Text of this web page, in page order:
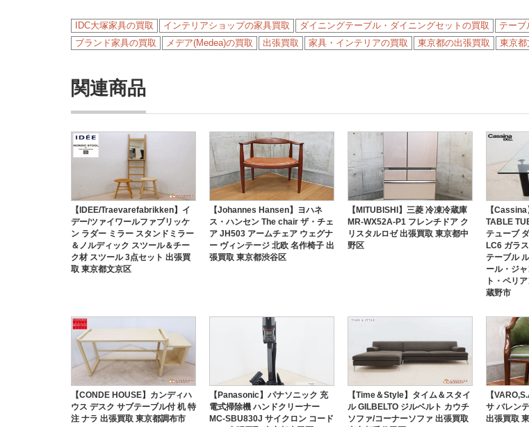
IDC大塚家具の買取 インテリアショップの家具買取 ダイニングテーブル・ダイニングセットの買取
テーブ
ブランド家具の買取
メデア(Medea)の買取 出張買取 家具・インテリアの買取 東京都の出張買取 東京都
関連商品
【IDEE/Traevarefabrikken】イ
デー/ツァイワールファブリッケ
ン ラダー ミラー スタンドミラー
＆ノルディック スツール＆チー
ク材 スツール 3点セット 出張買
取 東京都文京区
【Johannes Hansen】ヨハネ
ス・ハンセン The chair ザ・チェ
ア JH503 アームチェア ウェグナ
ー ヴィンテージ 北欧 名作椅子 出
張買取 東京都渋谷区
【MITUBISHI】三菱 冷凍冷蔵庫
MR-WX52A-P1 フレンチドア ク
リスタルロゼ 出張買取 東京都中
野区
【
TABLE
テューブ
LC6 ガラ
テーブル
ール・ジ
ト・ペリ
蔵野市
【CONDE HOUSE】カンディハ
ウス デスク サブテーブル付 机 特
注 ナラ 出張買取 東京都調布市
【Panasonic】パナソニック 充
電式掃除機 ハンドクリーナー
MC-SBU830J サイクロン コード
【Time＆Style】タイム＆スタイ
ル GILBELTO ジルベルト カウチ
ソファ/コーナーソファ 出張買取
【
サ バレン
出張買取